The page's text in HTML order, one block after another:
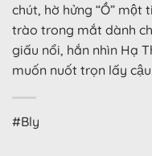
chút, hờ hửng “Ồ” một
trào trong mắt dành
giấu nổi, hắn nhìn Hạ
muốn nuốt trọn lấy
#Bly